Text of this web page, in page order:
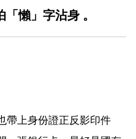
懶」字沾身 。
帶上身份證正反影印件